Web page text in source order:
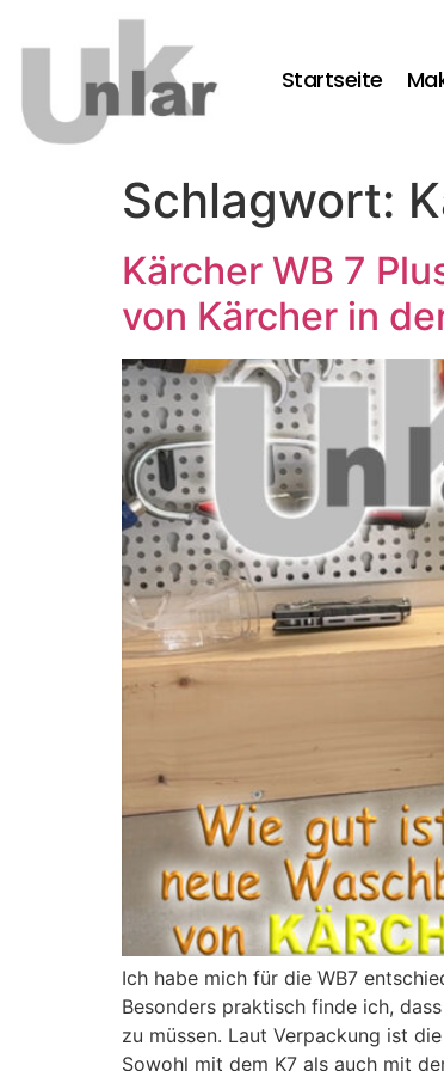
Startseite
Schlagwort:
Kärcher WB 7
von Kärcher in
Ich habe mich für die WB7
Besonders praktisch finde ich,
zu müssen. Laut Verpackung ist
Sowohl mit dem K7 als auch mit